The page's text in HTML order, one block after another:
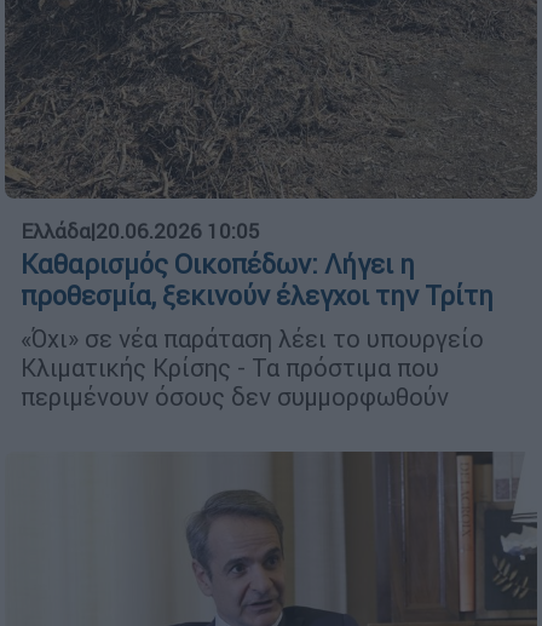
Ελλάδα|20.06.2026 10:05
Καθαρισμός Οικοπέδων: Λήγει η
προθεσμία, ξεκινούν έλεγχοι την Τρίτη
«Όχι» σε νέα παράταση λέει το υπουργείο
Κλιματικής Κρίσης - Τα πρόστιμα που
περιμένουν όσους δεν συμμορφωθούν